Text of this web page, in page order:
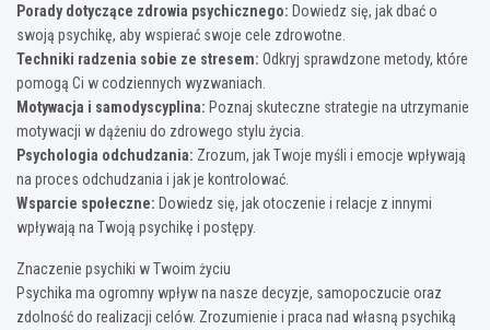
Porady dotyczące zdrowia psychicznego: Dowiedz się, jak dbać o
swoją psychikę, aby wspierać swoje cele zdrowotne.
Techniki radzenia sobie ze stresem: Odkryj sprawdzone metody, które
pomogą Ci w codziennych wyzwaniach.
Motywacja i samodyscyplina: Poznaj skuteczne strategie na utrzymanie
motywacji w dążeniu do zdrowego stylu życia.
Psychologia odchudzania: Zrozum, jak Twoje myśli i emocje wpływają
na proces odchudzania i jak je kontrolować.
Wsparcie społeczne: Dowiedz się, jak otoczenie i relacje z innymi
wpływają na Twoją psychikę i postępy.
Znaczenie psychiki w Twoim życiu
Psychika ma ogromny wpływ na nasze decyzje, samopoczucie oraz
zdolność do realizacji celów. Zrozumienie i praca nad własną psychiką